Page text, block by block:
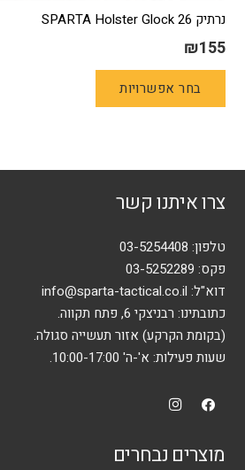
נרתיק SPARTA Holster Glock 26
₪155
בחר אפשרויות
המוצר
צרו איתנו קשר
טלפון: 03-5254408
פקס: 03-5252289
דוא"ל: info@sparta-tactical.co.il
כתובתינו: רבניצקי 6, פתח תקווה.
(בקומת הקרקע) אזור תעשייה סגולה.
שעות פעילות: א'-ה' 10:00-17:00.
מוצרים נבחרים